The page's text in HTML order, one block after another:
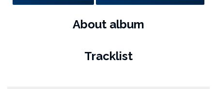
About album
Tracklist